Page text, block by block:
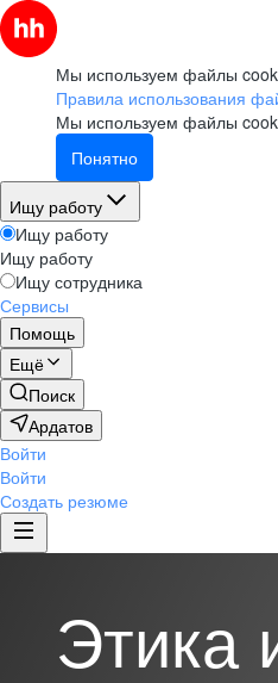
Мы используем файлы
Правила использования
Мы используем файлы
Понятно
Ищу работу
Ищу работу
Ищу работу
Ищу сотрудника
Сервисы
Помощь
Ещё
Поиск
Ардатов
Войти
Войти
Создать резюме
Этика